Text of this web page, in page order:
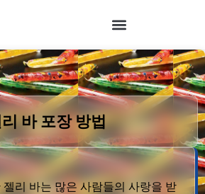
바 포장 방법
리 바는 많은 사람들의 사랑을 받